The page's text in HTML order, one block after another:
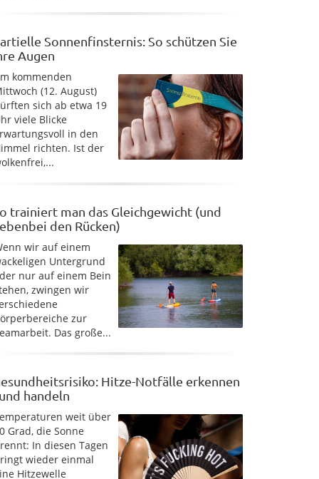
Sonnenfinsternis: So schützen Sie
Augen
kommenden
(12. August)
sich ab etwa 19
viele Blicke
in den
richten. Ist der
trainiert man das Gleichgewicht (und
den Rücken)
wir auf einem
Untergrund
nur auf einem Bein
zwingen wir
zur
Das große...
Hitze-Notfälle erkennen
handeln
weit über
Grad, die Sonne
In diesen Tagen
wieder einmal
Hitzewelle